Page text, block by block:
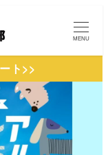
MENU
ト>>